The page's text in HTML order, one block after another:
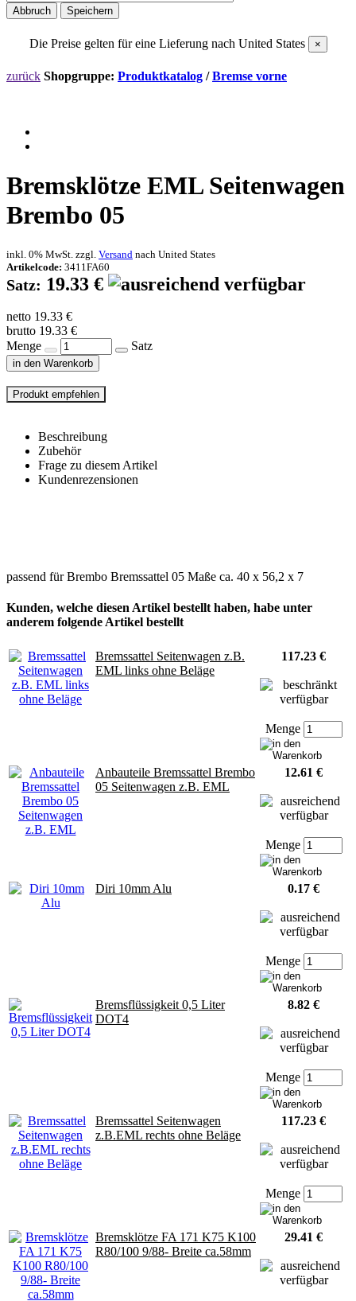
Abbruch Speichern
Die Preise gelten für eine Lieferung nach United States ×
zurück Shopgruppe: Produktkatalog /Bremse vorne
Bremsklötze EML Seitenwagen
Brembo 05
inkl. 0% MwSt. zzgl. Versand nach United States
Artikelcode: 3411FA60
Satz: 19.33 €
netto 19.33 €
brutto 19.33 €
Menge
Satz
in den Warenkorb
Beschreibung
Zubehör
Frage zu diesem Artikel
Kundenrezensionen
passend für Brembo Bremssattel 05 Maße ca. 40 x 56,2 x 7
Kunden, welche diesen Artikel bestellt haben, habe unter
anderem folgende Artikel bestellt
Bremssattel Seitenwagen z.B.
EML links ohne Beläge
117.23 €
Menge
Anbauteile Bremssattel Brembo
05 Seitenwagen z.B. EML
12.61 €
Menge
Diri 10mm Alu 0.17 €
Menge
Bremsflüssigkeit 0,5 Liter
DOT4
8.82 €
Menge
Bremssattel Seitenwagen
z.B.EML rechts ohne Beläge
117.23 €
Menge
Bremsklötze FA 171 K75 K100
R80/100 9/88- Breite ca.58mm
29.41 €